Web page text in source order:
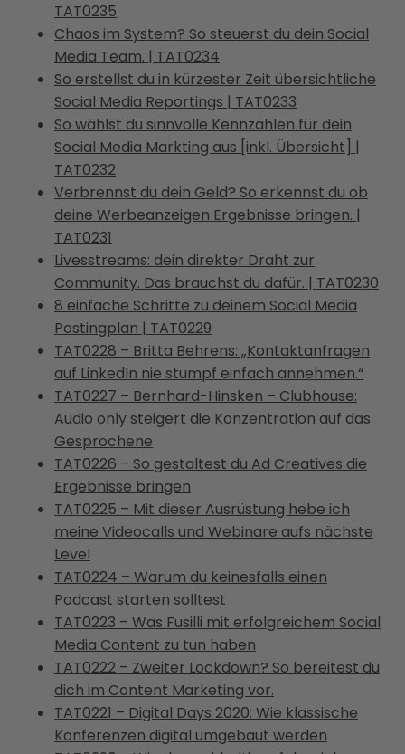
TAT0235
Chaos im System? So steuerst du dein Social
Media Team. | TAT0234
So erstellst du in kürzester Zeit übersichtliche
Social Media Reportings | TAT0233
So wählst du sinnvolle Kennzahlen für dein
Social Media Markting aus [inkl. Übersicht] |
TAT0232
Verbrennst du dein Geld? So erkennst du ob
deine Werbeanzeigen Ergebnisse bringen. |
TAT0231
Livesstreams: dein direkter Draht zur
Community. Das brauchst du dafür. | TAT0230
8 einfache Schritte zu deinem Social Media
Postingplan | TAT0229
TAT0228 – Britta Behrens: „Kontaktanfragen
auf LinkedIn nie stumpf einfach annehmen.“
TAT0227 – Bernhard-Hinsken – Clubhouse:
Audio only steigert die Konzentration auf das
Gesprochene
TAT0226 – So gestaltest du Ad Creatives die
Ergebnisse bringen
TAT0225 – Mit dieser Ausrüstung hebe ich
meine Videocalls und Webinare aufs nächste
Level
TAT0224 – Warum du keinesfalls einen
Podcast starten solltest
TAT0223 – Was Fusilli mit erfolgreichem Social
Media Content zu tun haben
TAT0222 – Zweiter Lockdown? So bereitest du
dich im Content Marketing vor.
TAT0221 – Digital Days 2020: Wie klassische
Konferenzen digital umgebaut werden